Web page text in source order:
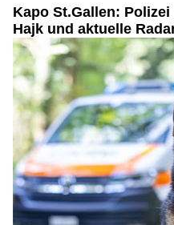
Kapo St.Gallen:
Hajk und aktuelle